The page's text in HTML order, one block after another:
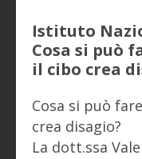
Istituto
Cosa si può
il cibo crea
Cosa si può
crea disagio?
La dott.ssa